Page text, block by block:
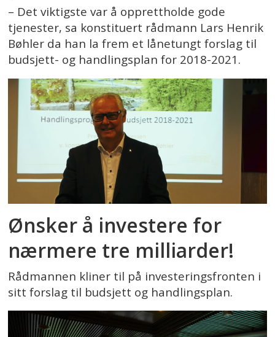
– Det viktigste var å opprettholde gode
tjenester, sa konstituert rådmann Lars Henrik
Bøhler da han la frem et lånetungt forslag til
budsjett- og handlingsplan for 2018-2021.
Ønsker å investere for
nærmere tre milliarder!
Rådmannen kliner til på investeringsfronten i
sitt forslag til budsjett og handlingsplan.